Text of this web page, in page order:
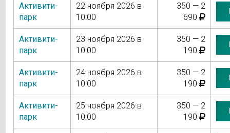
Активити-
парк
22 ноября 2026 в
10:00
350 — 2
690
Активити-
парк
23 ноября 2026 в
10:00
350 — 2
190
Активити-
парк
24 ноября 2026 в
10:00
350 — 2
190
Активити-
парк
25 ноября 2026 в
10:00
350 — 2
190